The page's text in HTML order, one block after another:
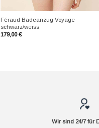
Féraud Badeanzug Voyage
schwarz/weiss
179,00€
Wir sind 24/7 für